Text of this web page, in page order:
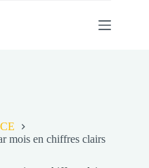
mois en chiffres clairs